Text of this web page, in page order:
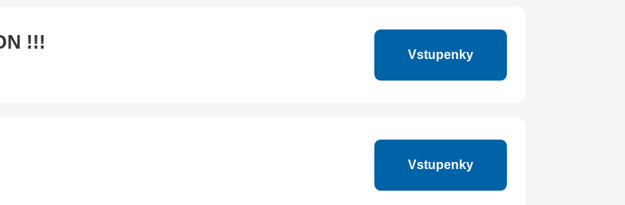
!!!
Vstupenky
Vstupenky